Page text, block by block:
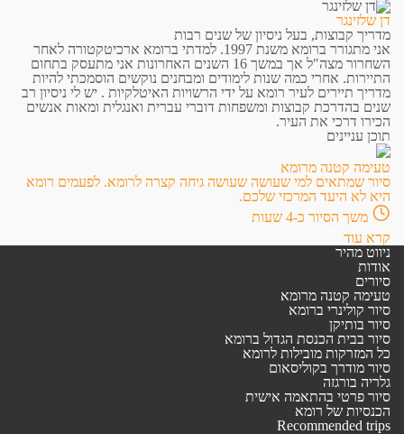
דן שלזינגר
מדריך קבוצות, בעל ניסיון של שנים רבות
אני מתגורר ברומא משנת 1997. למדתי ברומא ארכיטקטורה לאחר
השחרור מצה"ל אך במשך 16 השנים האחרונות אני מתעסק בתחום
התיירות. אחרי כמה שנות לימודים ומבחנים נוקשים הוסמכתי להיות
מדריך תיירים לעיר רומא על ידי הרשויות האיטלקיות . יש לי ניסיון רב
שנים בהדרכת קבוצות ומשפחות דוברי עברית ואנגלית ומאות אנשים
הכירו דרכי את העיר.
תוכן עניינים
טעימה קטנה מרומא
סיור שמתאים למי שעושה שעושה גיחה קצרה לרומא. לפעמים רומא
היא לא היעד המרכזי שלכם.
משך הסיור כ-4 שעות
קרא עוד
ניווט מהיר
אודות
סיורים
טעימה קטנה מרומא
סיור קולינרי ברומא
סיור בותיקן
סיור בבית הכנסת הגדול ברומא
כל המזרקות מובילות לרומא
סיור מודרך בקוליסאום
גלריה בורגזה
סיור פרטי בהתאמה אישית
הכנסיות של רומא
Recommended trips